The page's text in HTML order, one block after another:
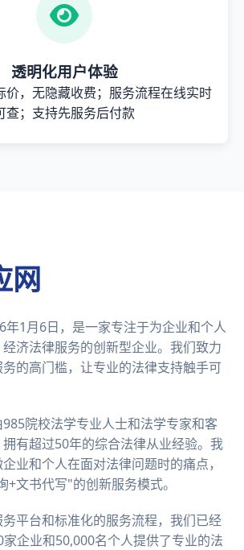
透明化用户体验
价，无隐藏收费；服务流程在线实时
查；支持先服务后付款
网
年1月6日，是一家专注于为企业和个人
济法律服务的创新型企业。我们致力
的高门槛，让专业的法律支持触手可
院校法学专业人士和法学专家和客
有超过50年的综合法律从业经验。我
业和个人在面对法律问题时的痛点，
+文书代写"的创新服务模式。
平台和标准化的服务流程，我们已经
企业和50,000名个人提供了专业的法